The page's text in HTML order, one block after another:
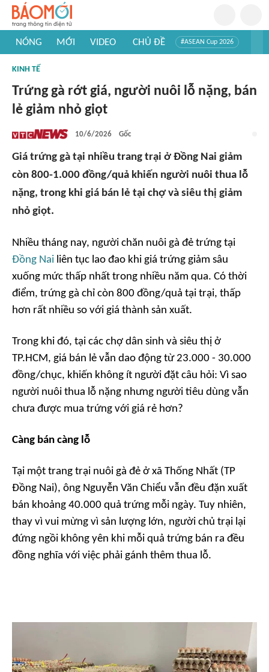
NÓNG MỚI VIDEO CHỦ ĐỀ #ASEAN Cup 2026
#Khám phá thế giới
KINH TẾ
Trứng gà rớt giá, người nuôi lỗ nặng, bán
lẻ giảm nhỏ giọt
10/6/2026 Gốc
Giá trứng gà tại nhiều trang trại ở Đồng Nai giảm
còn 800-1.000 đồng/quả khiến người nuôi thua lỗ
nặng, trong khi giá bán lẻ tại chợ và siêu thị giảm
nhỏ giọt.
Nhiều tháng nay, người chăn nuôi gà đẻ trứng tại
Đồng Nai liên tục lao đao khi giá trứng giảm sâu
xuống mức thấp nhất trong nhiều năm qua. Có thời
điểm, trứng gà chỉ còn 800 đồng/quả tại trại, thấp
hơn rất nhiều so với giá thành sản xuất.
Trong khi đó, tại các chợ dân sinh và siêu thị ở
TP.HCM, giá bán lẻ vẫn dao động từ 23.000 - 30.000
đồng/chục, khiến không ít người đặt câu hỏi: Vì sao
người nuôi thua lỗ nặng nhưng người tiêu dùng vẫn
chưa được mua trứng với giá rẻ hơn?
Càng bán càng lỗ
Tại một trang trại nuôi gà đẻ ở xã Thống Nhất (TP
Đồng Nai), ông Nguyễn Văn Chiểu vẫn đều đặn xuất
bán khoảng 40.000 quả trứng mỗi ngày. Tuy nhiên,
thay vì vui mừng vì sản lượng lớn, người chủ trại lại
đứng ngồi không yên khi mỗi quả trứng bán ra đều
đồng nghĩa với việc phải gánh thêm thua lỗ.